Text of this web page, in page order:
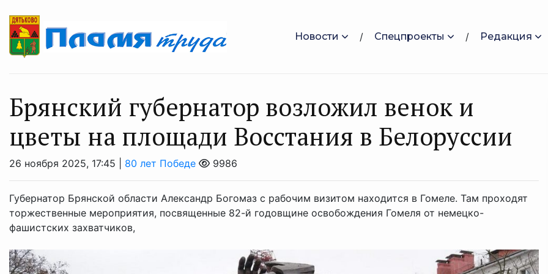
Новости Спецпроекты Редакция
Брянский губернатор возложил венок и
цветы на площади Восстания в Белоруссии
26 ноября 2025, 17:45 | 80 лет Победе 9986
Губернатор Брянской области Александр Богомаз с рабочим визитом находится в Гомеле. Там проходят
торжественные мероприятия, посвященные 82-й годовщине освобождения Гомеля от немецко-
фашистских захватчиков,